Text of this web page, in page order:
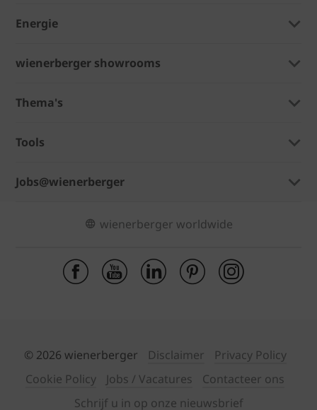
Energie
wienerberger showrooms
Thema's
Tools
Jobs@wienerberger
wienerberger worldwide
© 2026 wienerberger Disclaimer
Privacy Policy
Cookie Policy
Jobs / Vacatures
Contacteer ons
Schrijf u in op onze nieuwsbrief